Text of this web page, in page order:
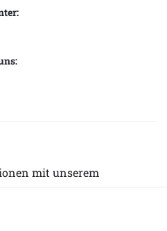
mit unserem